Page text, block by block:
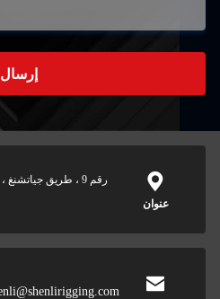
رقم 9 ، طريق جياتشنغ ، منطقة
shenli@shenlirigging.com